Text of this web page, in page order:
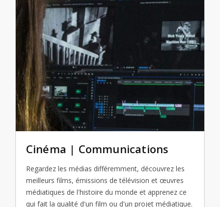
Cinéma | Communications
Regardez les médias différemment, découvrez les
meilleurs films, émissions de télévision et œuvres
médiatiques de l'histoire du monde et apprenez ce
qui fait la qualité d'un film ou d'un projet médiatique.